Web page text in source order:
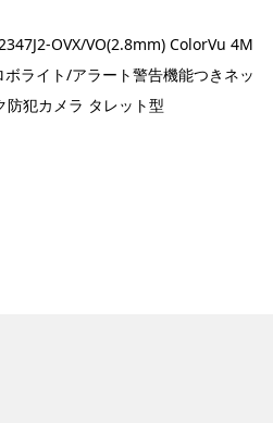
OVX/VO(2.8mm) ColorVu 4M
ボライト/アラート警告機能つきネッ
防犯カメラ タレット型